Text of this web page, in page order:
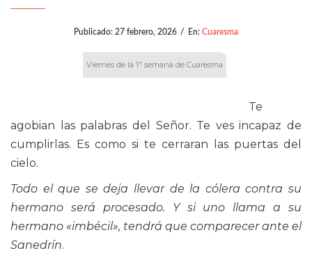
Publicado: 27 febrero, 2026 / En: Cuaresma
Viernes de la 1ª semana de Cuaresma
Te
agobian las palabras del Señor. Te ves incapaz de
cumplirlas. Es como si te cerraran las puertas del
cielo.
Todo el que se deja llevar de la cólera contra su
hermano será procesado. Y si uno llama a su
hermano «imbécil», tendrá que comparecer ante el
Sanedrín.